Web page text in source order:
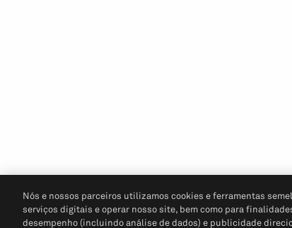
Nós e nossos parceiros utilizamos cookies e ferramentas
serviços digitais e operar nosso site, bem como para
desempenho (incluindo análise de dados) e publicidade